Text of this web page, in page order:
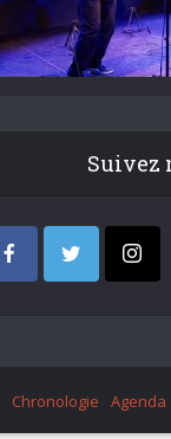
Suivez
Chronologie Agenda